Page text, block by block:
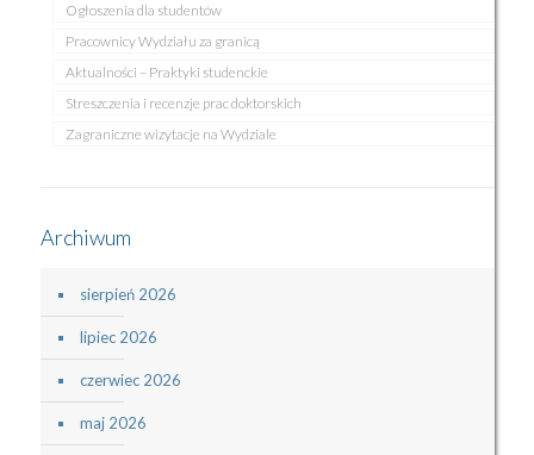
Ogłoszenia dla studentów
Pracownicy Wydziału za granicą
Aktualności – Praktyki studenckie
Streszczenia i recenzje prac doktorskich
Zagraniczne wizytacje na Wydziale
Archiwum
sierpień 2026
lipiec 2026
czerwiec 2026
maj 2026